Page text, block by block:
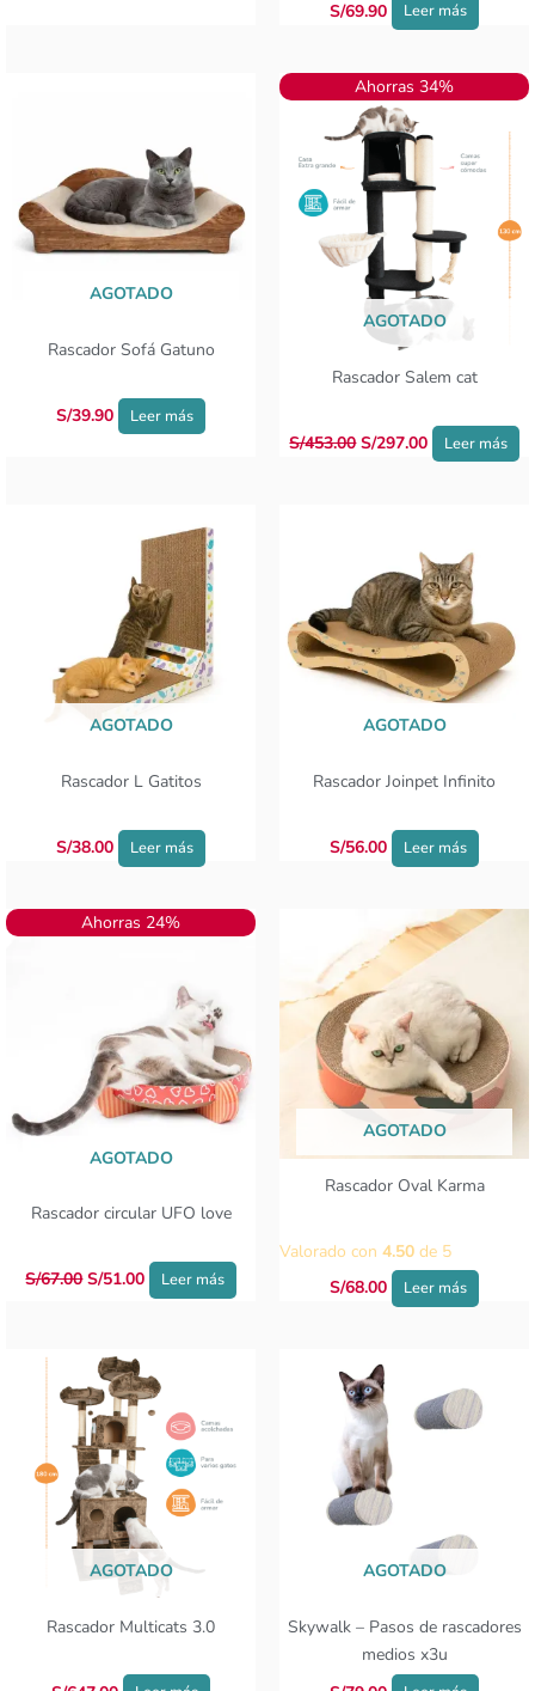
S/69.90 Leer más
AGOTADO
Rascador Sofá Gatuno
S/39.90 Leer más
Ahorras 34%
AGOTADO
Rascador Salem cat
S/453.00
El
precio
original
era:
S/453.00.
S/297.00
El
precio
es:
S/297.00.
Leer más
AGOTADO
Rascador L Gatitos
S/38.00 Leer más
AGOTADO
Rascador Joinpet Infinito
S/56.00 Leer más
Ahorras 24%
AGOTADO
Rascador circular UFO love
S/67.00
El
precio
S/51.00
El
precio
S/51.00.
Leer más
AGOTADO
Rascador Oval Karma
Valorado con 4.50 de 5
S/68.00 Leer más
AGOTADO
Rascador Multicats 3.0
AGOTADO
Skywalk – Pasos de rascadores
medios x3u